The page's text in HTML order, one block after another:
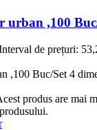
urban ,100
de prețuri:
,100 Buc/Set 4
produs are mai